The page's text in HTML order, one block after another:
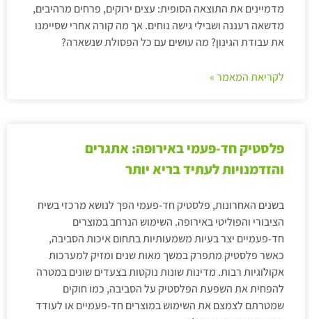
מדמיינים את התוצאה הסופית: עצים ירוקים, פרחים מרהיבים,
מדשאה רעננה ושבילי גישה נוחים. אך מה קורה אחרי שסיימנו
את עבודת הגינון? מה עושים עם כל הפסולת שנשארה?
לקריאת המאמר »
פלסטיק חד-פעמי באירופה: אתגרים
והזדמנויות לעתיד בריא יותר
בשנים האחרונות, פלסטיק חד-פעמי הפך לנושא מרכזי בשיח
הציבורי והפוליטי באירופה. השימוש הנרחב במוצרים
חד-פעמיים יצר בעיות משמעותיות בתחום איכות הסביבה,
כאשר פלסטיק מתפרק במשך מאות שנים ומזיק למערכות
אקולוגיות רבות. מדינות שונות נוקטות בצעדים שונים במטרה
להפחית את השפעת הפלסטיק על הסביבה, כמו חוקים
שמטרתם לצמצם את השימוש במוצרים חד-פעמיים או לעודד